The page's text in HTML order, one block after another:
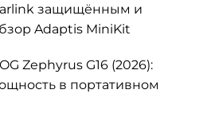
защищённым и
Adaptis MiniKit
Zephyrus G16 (2026):
в портативном